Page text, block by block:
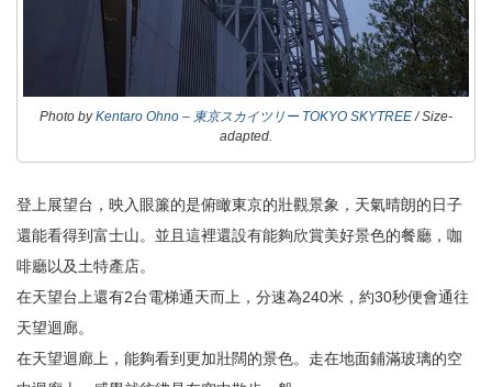
Photo byKentaro Ohno – 東京スカイツリー TOKYO SKYTREE/ Size-
adapted.
登上展望台，映入眼簾的是俯瞰東京的壯觀景象，天氣晴朗的日子
還能看得到富士山。並且這裡還設有能夠欣賞美好景色的餐廳，咖
啡廳以及土特產店。
在天望台上還有2台電梯通天而上，分速為240米，約30秒便會通往
天望迴廊。
在天望迴廊上，能夠看到更加壯闊的景色。走在地面鋪滿玻璃的空